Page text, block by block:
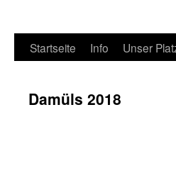
Startseite Info Unser
Damüls 2018